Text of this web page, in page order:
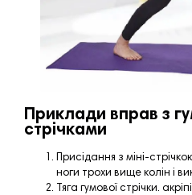
Приклади вправ з
стрічками
Присідання з міні-
ноги трохи вище колін і
Тяга гумової стрічки.